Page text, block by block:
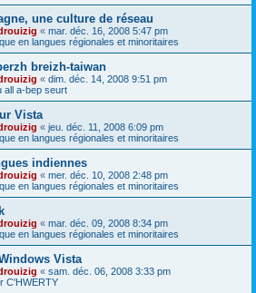
une culture de réseau
« mar. déc. 16, 2008 5:47 pm
en langues régionales et minoritaires
breizh-taiwan
« dim. déc. 14, 2008 9:51 pm
all a-bep seurt
Vista
« jeu. déc. 11, 2008 6:09 pm
en langues régionales et minoritaires
indiennes
« mer. déc. 10, 2008 2:48 pm
en langues régionales et minoritaires
« mar. déc. 09, 2008 8:34 pm
en langues régionales et minoritaires
Vista
« sam. déc. 06, 2008 3:33 pm
C'HWERTY